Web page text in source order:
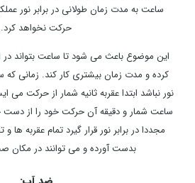
ساعت به مدت زمان طولانی در برابر نور
حرکت نخواهد کرد.
این موضوع باعث می شود تا ساعت بتواند در
کرده و مدت زمان بیشتری کار کند. زمانی که
نور نباشد ابتدا عقربه ثانیه شمار از حرکت می
ساعت شمار و دقیقه آن حرکت خود را از دست
مجددا در برابر نور قرار گیرد تمام عقربه ها و
بدست آورده و می توانند در مکان